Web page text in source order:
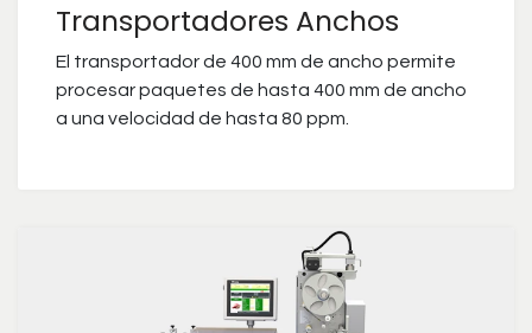
Transportadores Anchos
El transportador de 400 mm de ancho permite
procesar paquetes de hasta 400 mm de ancho
a una velocidad de hasta 80 ppm.